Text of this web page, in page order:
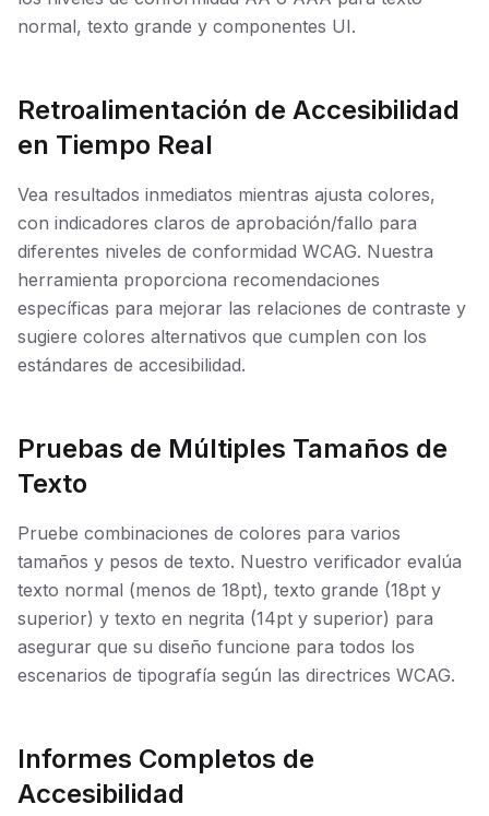
normal, texto grande y componentes UI.
Retroalimentación de Accesibilidad
en Tiempo Real
Vea resultados inmediatos mientras ajusta colores,
con indicadores claros de aprobación/fallo para
diferentes niveles de conformidad WCAG. Nuestra
herramienta proporciona recomendaciones
específicas para mejorar las relaciones de contraste y
sugiere colores alternativos que cumplen con los
estándares de accesibilidad.
Pruebas de Múltiples Tamaños de
Texto
Pruebe combinaciones de colores para varios
tamaños y pesos de texto. Nuestro verificador evalúa
texto normal (menos de 18pt), texto grande (18pt y
superior) y texto en negrita (14pt y superior) para
asegurar que su diseño funcione para todos los
escenarios de tipografía según las directrices WCAG.
Informes Completos de
Accesibilidad